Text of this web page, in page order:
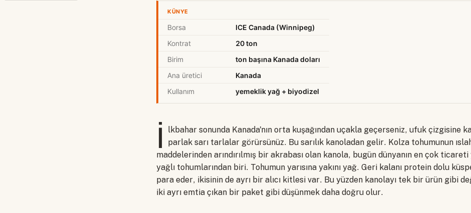
KÜNYE
Borsa
ICE Canada (Winnipeg)
Kontrat
20 ton
Birim
ton başına Kanada doları
Ana üretici
Kanada
Kullanım
yemeklik yağ + biyodizel
İ
lkbahar sonunda Kanada'nın orta kuşağından uçakla geçerseniz, ufuk çizgisine
parlak sarı tarlalar görürsünüz. Bu sarılık kanoladan gelir. Kolza tohumunun
maddelerinden arındırılmış bir akrabası olan kanola, bugün dünyanın en çok ticareti
yağlı tohumlarından biri. Tohumun yarısına yakını yağ. Geri kalanı protein dolu
para eder, ikisinin de ayrı bir alıcı kitlesi var. Bu yüzden kanolayı tek bir ürün gibi
iki ayrı emtia çıkan bir paket gibi düşünmek daha doğru olur.